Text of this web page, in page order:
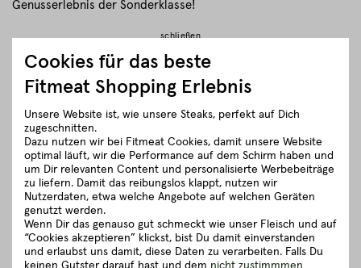
Genusserlebnis der Sonderklasse!
schließen
Zubereitungsempfehlung
Herkunft und Haltung
Details zum Artikel ”BIO Burgerpatties
vom Rind 180g”
Gut zu wissen
Cookies für das beste
Fitmeat Shopping Erlebnis
Unsere Website ist, wie unsere Steaks, perfekt auf Dich
zugeschnitten.
Dazu nutzen wir bei Fitmeat Cookies, damit unsere Website
optimal läuft, wir die Performance auf dem Schirm haben und
um Dir relevanten Content und personalisierte Werbebeiträge
zu liefern. Damit das reibungslos klappt, nutzen wir
Nutzerdaten, etwa welche Angebote auf welchen Geräten
genutzt werden.
Wenn Dir das genauso gut schmeckt wie unser Fleisch und auf
“Cookies akzeptieren” klickst, bist Du damit einverstanden
und erlaubst uns damit, diese Daten zu verarbeiten. Falls Du
keinen Gutster darauf hast und dem nicht zustimmmen